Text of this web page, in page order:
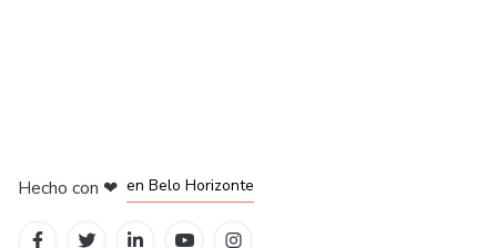
Hecho con ❤ en Belo Horizonte